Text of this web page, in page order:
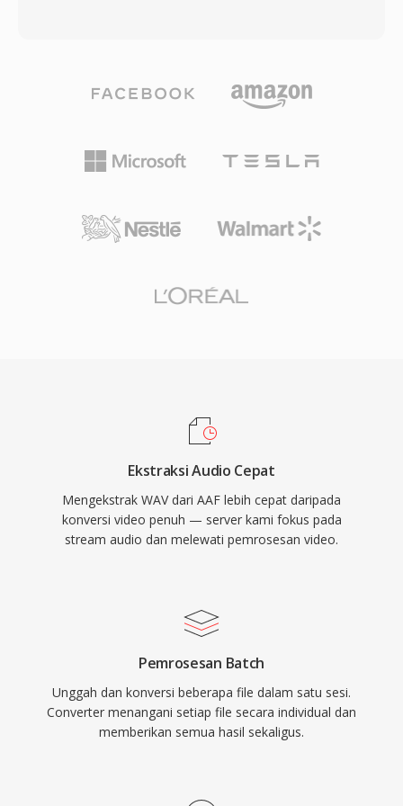
menggabungkan semuanya ke dalam satu file
atau menyimpan media secara eksternal
beberapa trek video dan audio dengan
sarana yang andal untuk proyek siaran dan film.
Pendekatan terstruktur terhadap pelestarian
hubungan klip tetap terjaga saat berpindah
dan jumlah channel. Struktur yang
standar de facto untuk audio tanpa kompresi di
Windows dan format interchange yang diterima
operasi, editor audio, dan pemutar media yang
alur kerja profesional secara rutin
kompresi, data yang disimpan adalah
asli, menjadikannya pilihan utama untuk
mastering dan pengarsipan. WAV juga
mendukung metadata tertanam melalui chunk
INFO dan BWF, memungkinkan timestamping
CD memakan sekitar 10 MB — dan struktur
tersebut.
Ekstraksi Audio Cepat
Mengekstrak WAV dari AAF lebih cepat daripada
konversi video penuh — server kami fokus pada
stream audio dan melewati pemrosesan video.
Pemrosesan Batch
Unggah dan konversi beberapa file dalam satu sesi.
Converter menangani setiap file secara individual dan
memberikan semua hasil sekaligus.